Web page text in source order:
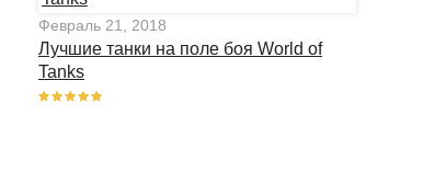
Февраль 21, 2018
Лучшие танки на поле боя World of
Tanks